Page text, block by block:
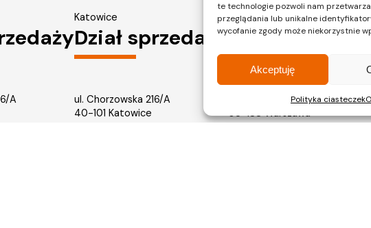
te technologie pozwoli nam
przeglądania lub unikalne
wycofanie zgody może niekorzystnie
Akceptuję
Polityka ciasteczek
A
Katowice
Dział sprzedaży
ul. Chorzowska 216/A
40-101 Katowice
Warszawa
Dział
ul. Pałuków 2, LOK 12
03-188 Warszawa
tel.: 22 597 23 72